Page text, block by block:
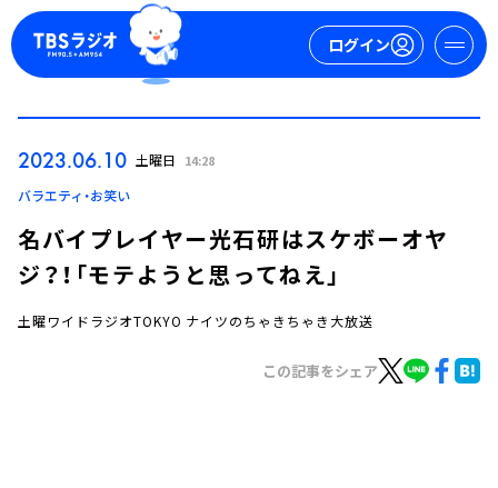
ログイン
ログイン
2023.06.10 土曜日 14:28
バラエティ・お笑い
名バイプレイヤー光石研はスケボーオヤ
ジ？！「モテようと思ってねえ」
土曜ワイドラジオTOKYO ナイツのちゃきちゃき大放送
この記事をシェア